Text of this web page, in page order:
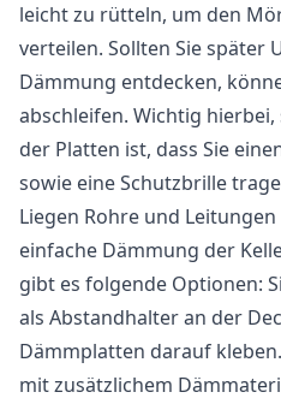
leicht zu rütteln, um den
verteilen. Sollten Sie später
Dämmung entdecken,
abschleifen. Wichtig
der Platten ist, dass Sie
sowie eine Schutzbrille
Liegen Rohre und
einfache Dämmung der
gibt es folgende Optionen:
als Abstandhalter an der
Dämmplatten darauf
mit zusätzlichem